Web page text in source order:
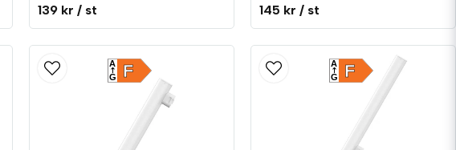
139 kr / st 145 kr / st
F
A
G F
A
G